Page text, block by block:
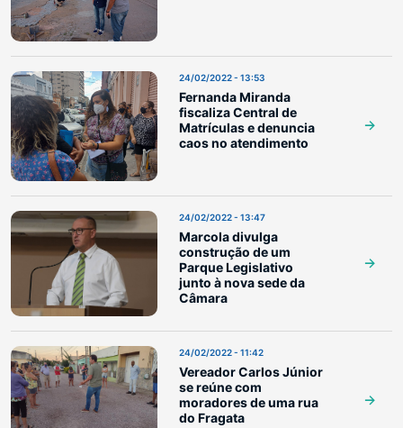
24/02/2022 - 13:53
Fernanda Miranda
fiscaliza Central de
Matrículas e denuncia
caos no atendimento
24/02/2022 - 13:47
Marcola divulga
construção de um
Parque Legislativo
junto à nova sede da
Câmara
24/02/2022 - 11:42
Vereador Carlos Júnior
se reúne com
moradores de uma rua
do Fragata